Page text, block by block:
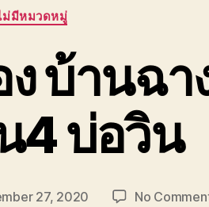
Categories
ม่มีหมวดหมู่
บ้านฉ
4 บ่อวิน
27, 2020 No